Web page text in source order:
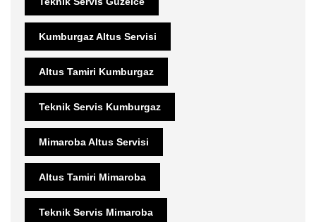
Kumburgaz Altus Servisi
Altus Tamiri Kumburgaz
Teknik Servis Kumburgaz
Mimaroba Altus Servisi
Altus Tamiri Mimaroba
Teknik Servis Mimaroba